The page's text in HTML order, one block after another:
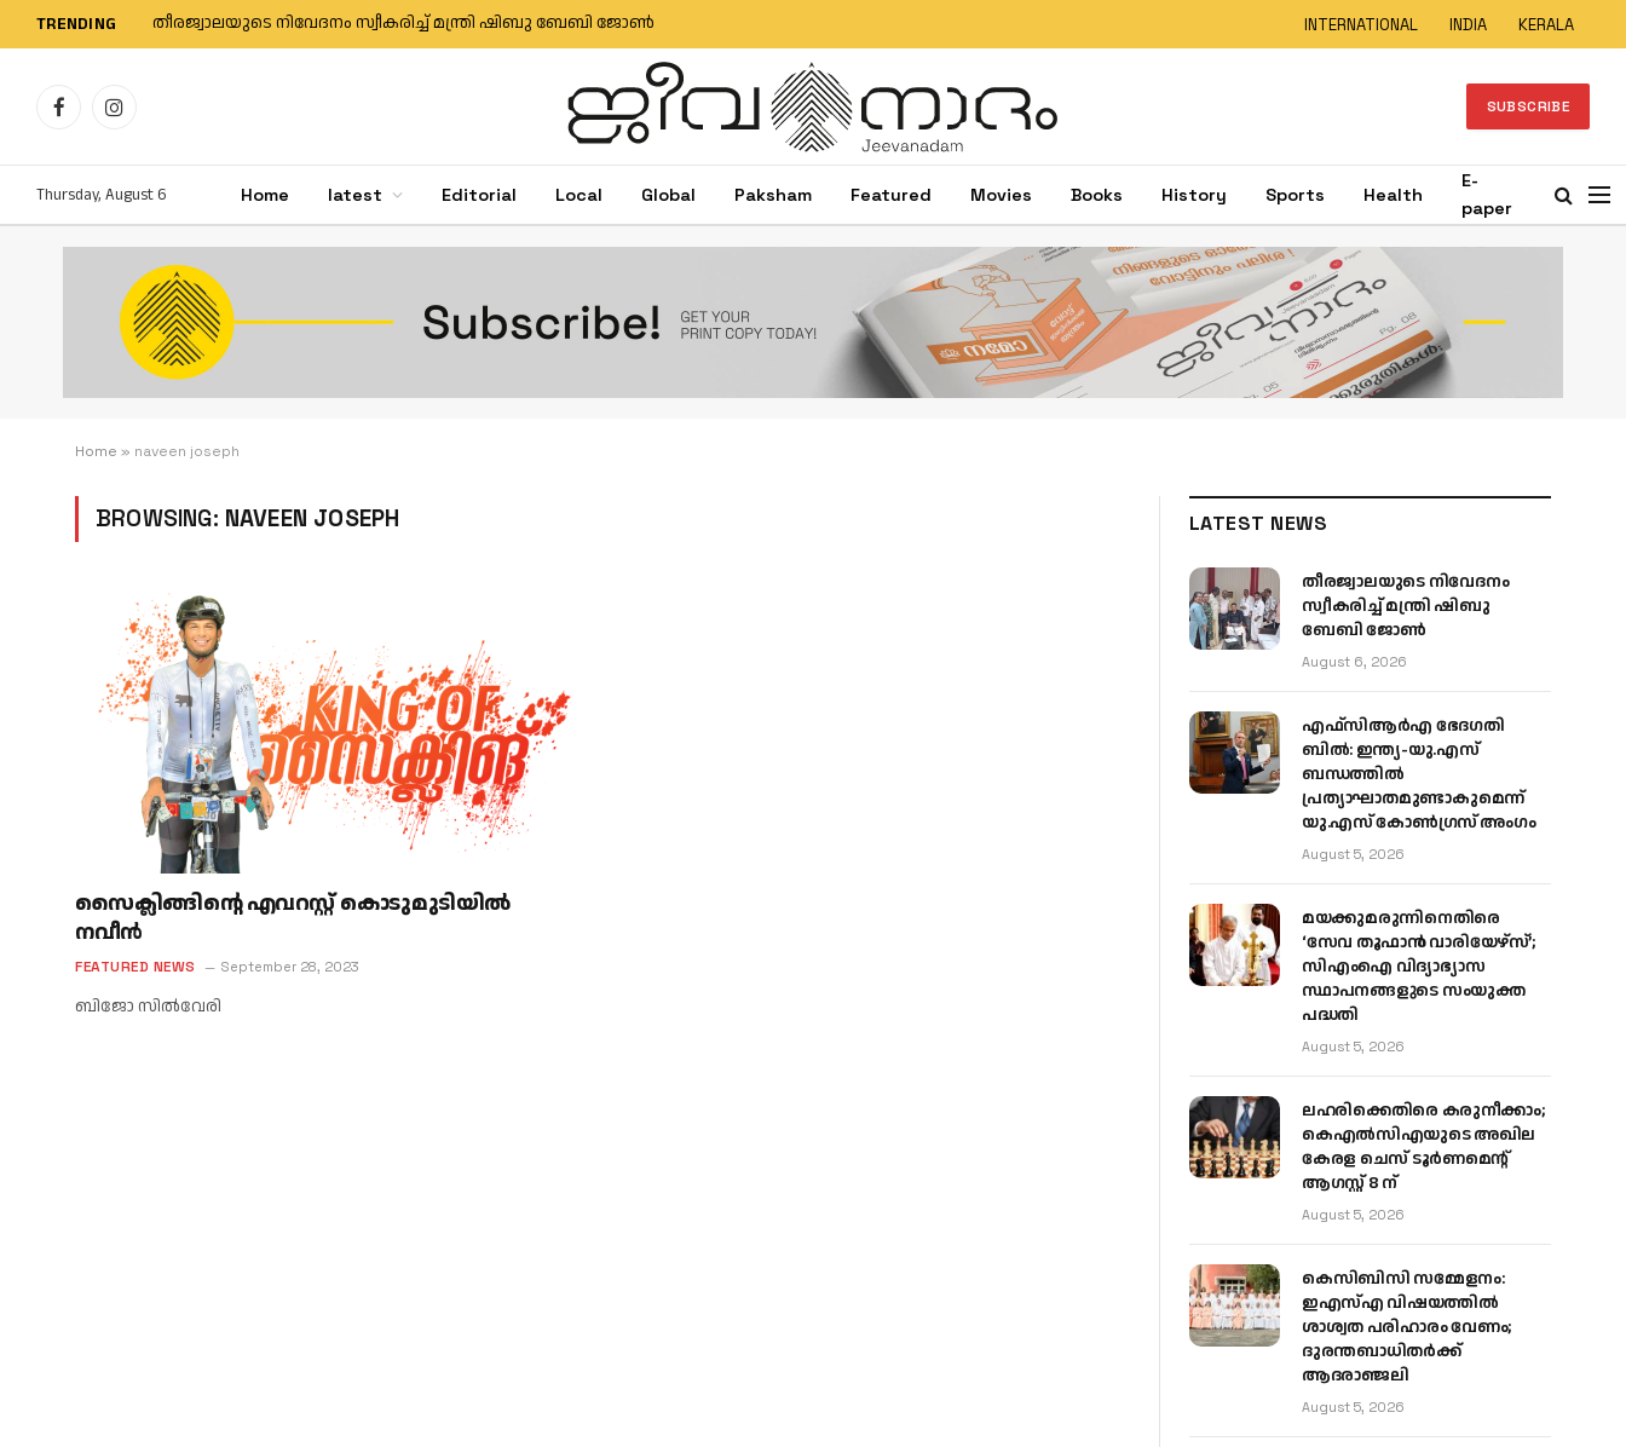
TRENDING തീരജ്വാലയുടെ നിവേദനം സ്വീകരിച്ച് മന്ത്രി ഷിബു ബേബി ജോൺ INTERNATIONAL INDIA KERALA
FacebookInstagram SUBSCRIBE
Thursday, August 6 Home latest Editorial Local Global Paksham Featured Movies Books History Sports Health
E-
paper
Home » naveen joseph
BROWSING: NAVEEN JOSEPH
സൈക്ലിങ്ങിന്റെ എവറസ്റ്റ് കൊടുമുടിയിൽ
നവീൻ
FEATURED NEWS September 28, 2023
ബിജോ സിൽവേരി
LATEST NEWS
തീരജ്വാലയുടെ നിവേദനം
സ്വീകരിച്ച് മന്ത്രി ഷിബു
ബേബി ജോൺ
August 6, 2026
എഫ്‌സിആർഎ ഭേദഗതി
ബിൽ: ഇന്ത്യ-യു.എസ്
ബന്ധത്തിൽ
പ്രത്യാഘാതമുണ്ടാകുമെന്ന്
യു.എസ് കോൺഗ്രസ് അംഗം
August 5, 2026
മയക്കുമരുന്നിനെതിരെ
‘സേവ തൂഫാൻ വാരിയേഴ്‌സ്’;
സിഎംഐ വിദ്യാഭ്യാസ
സ്ഥാപനങ്ങളുടെ സംയുക്ത
പദ്ധതി
August 5, 2026
ലഹരിക്കെതിരെ കരുനീക്കാം;
കെഎൽസിഎയുടെ അഖില
കേരള ചെസ് ടൂർണമെന്റ്
ആഗസ്റ്റ് 8 ന്
August 5, 2026
കെസിബിസി സമ്മേളനം:
ഇഎസ്എ വിഷയത്തിൽ
ശാശ്വത പരിഹാരം വേണം;
ദുരന്തബാധിതർക്ക്
ആദരാഞ്ജലി
August 5, 2026